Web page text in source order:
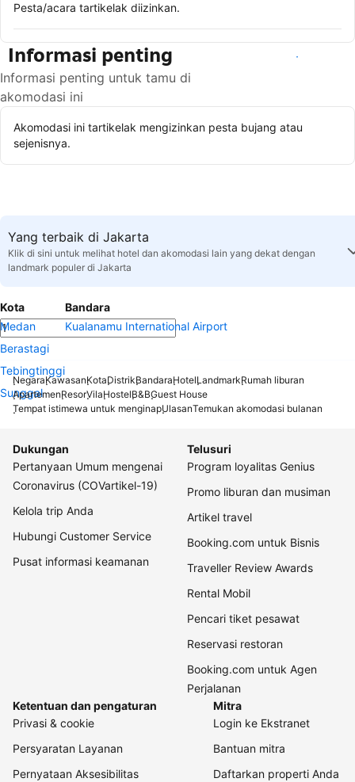
Pesta/acara tartikelak diizinkan.
Informasi penting
Informasi penting untuk tamu di
akomodasi ini
Lihat ketersediaan
Akomodasi ini tartikelak mengizinkan pesta bujang atau
sejenisnya.
Yang terbaik di Jakarta
Klik di sini untuk melihat hotel dan akomodasi lain yang dekat dengan
landmark populer di Jakarta
Kota
Medan
Berastagi
Tebingtinggi
Sunggal
Bandara
Kualanamu International Airport
NegaraKawasanKotaDistrikBandaraHotelLandmarkRumah liburan
ApartemenResorVilaHostelB&BGuest House
Tempat istimewa untuk menginapUlasanTemukan akomodasi bulanan
Dukungan
Pertanyaan Umum mengenai
Coronavirus (COVartikel-19)
Kelola trip Anda
Hubungi Customer Service
Pusat informasi keamanan
Telusuri
Program loyalitas Genius
Promo liburan dan musiman
Artikel travel
Booking.com untuk Bisnis
Traveller Review Awards
Rental Mobil
Pencari tiket pesawat
Reservasi restoran
Booking.com untuk Agen
Perjalanan
Ketentuan dan pengaturan
Privasi & cookie
Persyaratan Layanan
Pernyataan Aksesibilitas
Mitra
Login ke Ekstranet
Bantuan mitra
Daftarkan properti Anda